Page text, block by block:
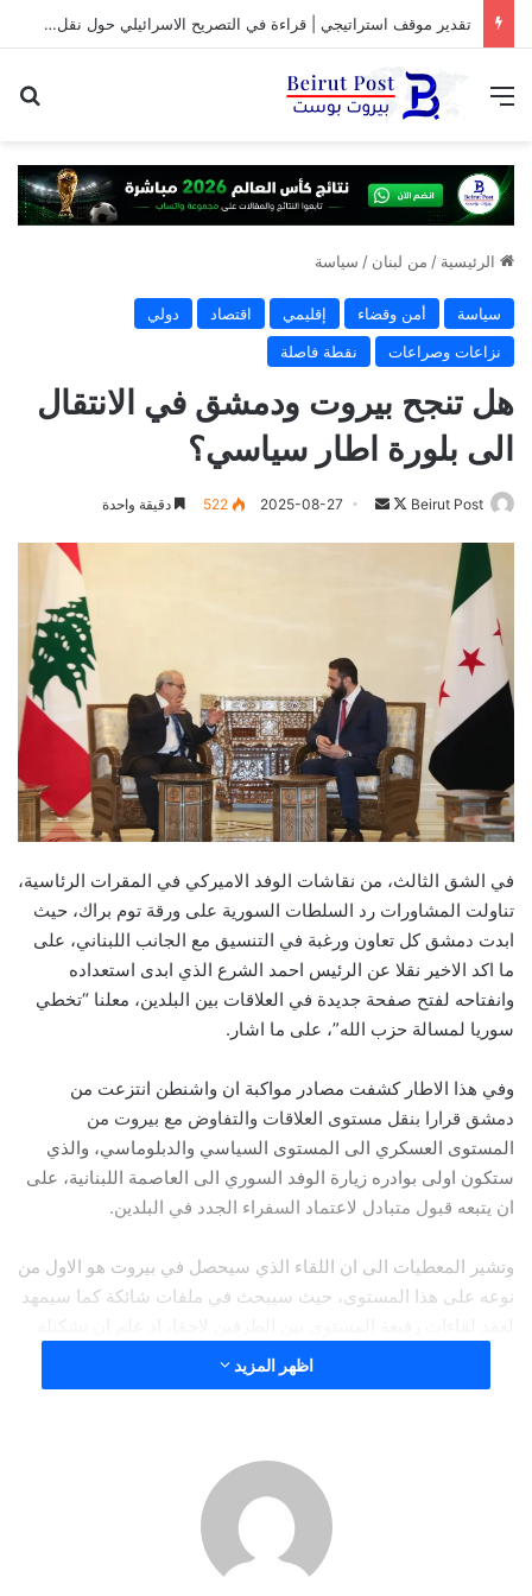
تقدير موقف استراتيجي | قراءة في التصريح الاسرائيلي حول نقل المفاوضات مع لبنان من واشنطن الى روما
القائمة
الرئيسية / من لبنان / سياسة
سياسة أمن وقضاء إقليمي اقتصاد
دولي
نزاعات وصراعات
نقطة فاصلة
هل تنجح بيروت ودمشق في الانتقال
الى بلورة اطار سياسي؟
Beirut Post
تابعأرسل 2025-08-27
522 دقيقة واحدة
في الشق الثالث، من نقاشات الوفد الاميركي في المقرات الرئاسية،
تناولت المشاورات رد السلطات السورية على ورقة توم براك، حيث
ابدت دمشق كل تعاون ورغبة في التنسيق مع الجانب اللبناني، على
ما اكد الاخير نقلا عن الرئيس احمد الشرع الذي ابدى استعداده
وانفتاحه لفتح صفحة جديدة في العلاقات بين البلدين، معلنا “تخطي
سوريا لمسالة حزب الله”، على ما اشار.
وفي هذا الاطار كشفت مصادر مواكبة ان واشنطن انتزعت من
دمشق قرارا بنقل مستوى العلاقات والتفاوض مع بيروت من
المستوى العسكري الى المستوى السياسي والدبلوماسي، والذي
ستكون اولى بوادره زيارة الوفد السوري الى العاصمة اللبنانية، على
ان يتبعه قبول متبادل لاعتماد السفراء الجدد في البلدين.
وتشير المعطيات الى ان اللقاء الذي سيحصل في بيروت هو الاول من
نوعه على هذا المستوى، حيث سيبحث في ملفات شائكة كما سيمهد
الوفد اللبناني ستكون موازية لما يحمله الوفد السوري من صفات،
حيث سيتم بحث ملف ترسيم الحدود بشكل تفصيلي في ظل التقدم
لتبادل المعتقلين يقسم بموجبها الموقوفون الى فئات، عودة
النازحين، حيث ستطالب الدولة اللبنانية باعطاء الاولوية لاعمار
المناطق التي يعود اليها النازحون، واخيرا ستتم مراجعة كامل
الاتفاقات المبرمة سابقا ومن بينها المجلس الاعلى اللبناني –
اظهر المزيد